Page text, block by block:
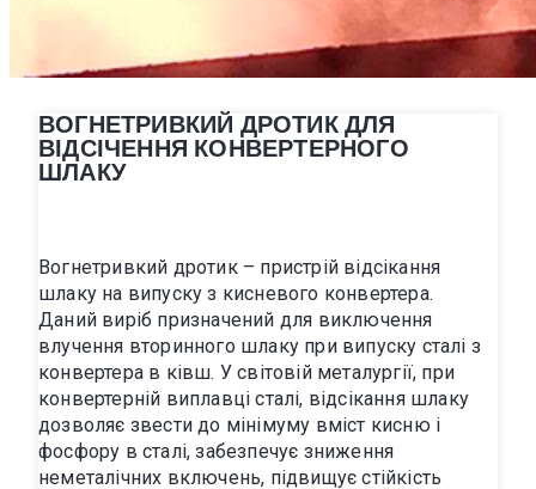
ВОГНЕТРИВКИЙ ДРОТИК ДЛЯ
ВІДСІЧЕННЯ КОНВЕРТЕРНОГО
ШЛАКУ
Вогнетривкий дротик – пристрій відсікання
шлаку на випуску з кисневого конвертера.
Даний виріб призначений для виключення
влучення вторинного шлаку при випуску сталі з
конвертера в ківш. У світовій металургії, при
конвертерній виплавці сталі, відсікання шлаку
дозволяє звести до мінімуму вміст кисню і
фосфору в сталі, забезпечує зниження
неметалічних включень, підвищує стійкість